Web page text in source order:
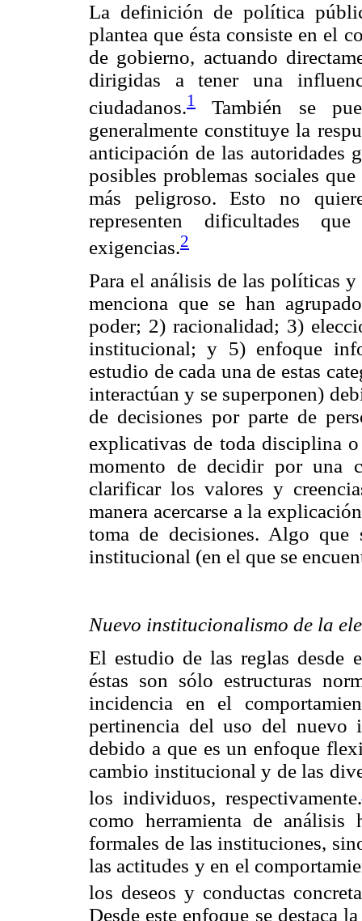
La definición de política
plantea que ésta consiste en el
de gobierno, actuando
dirigidas a tener una
ciudadanos.1
También se
generalmente constituye la
anticipación de las autoridades
posibles problemas sociales
más peligroso. Esto no
representen dificultades
exigencias.2
Para el análisis de las políticas
menciona que se han
poder; 2) racionalidad; 3)
institucional; y 5) enfoque
estudio de cada una de estas
interactúan y se superponen)
de decisiones por parte de
explicativas de toda disciplina
momento de decidir por una
clarificar los valores y
manera acercarse a la
toma de decisiones. Algo que
institucional (en el que se
Nuevo institucionalismo de la
El estudio de las reglas desde
éstas son sólo estructuras
incidencia en el
pertinencia del uso del nuevo
debido a que es un enfoque
cambio institucional y de las
los individuos, respectivamente.
como herramienta de
formales de las instituciones,
las actitudes y en el
los deseos y conductas
Desde este enfoque se destaca